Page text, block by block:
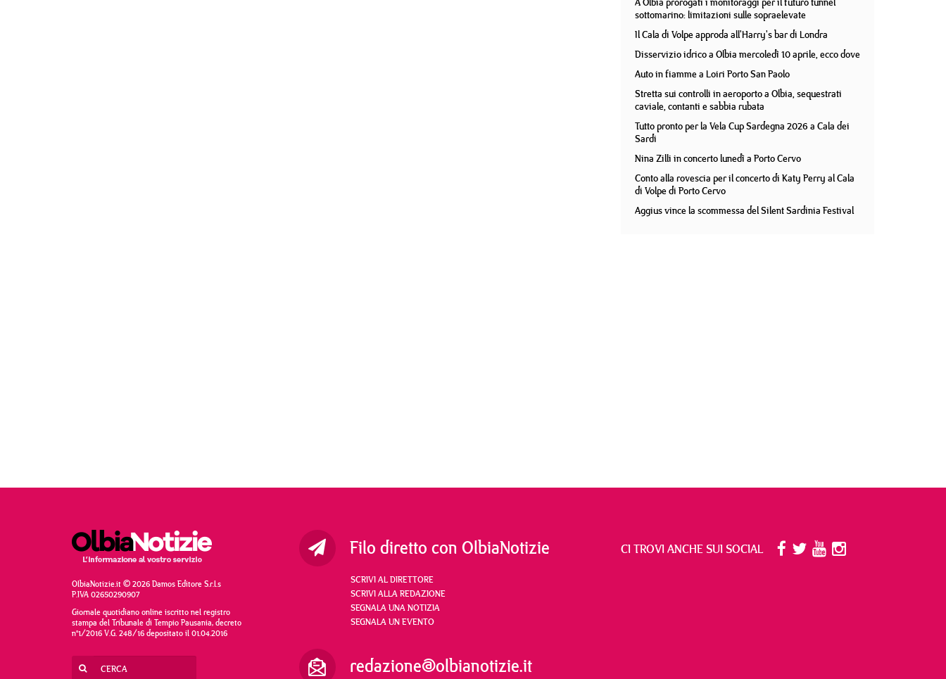
sottomarino: limitazioni sulle sopraelevate
Il Cala di Volpe approda all'Harry's bar di Londra
Disservizio idrico a Olbia mercoledì 10 aprile, ecco dove
Auto in fiamme a Loiri Porto San Paolo
Stretta sui controlli in aeroporto a Olbia, sequestrati
caviale, contanti e sabbia rubata
Tutto pronto per la Vela Cup Sardegna 2026 a Cala dei
Sardi
Nina Zilli in concerto lunedì a Porto Cervo
Conto alla rovescia per il concerto di Katy Perry al Cala
di Volpe di Porto Cervo
Aggius vince la scommessa del Silent Sardinia Festival
OlbiaNotizie.it © 2026 Damos Editore S.r.l.s
P.IVA 02650290907
Giornale quotidiano online iscritto nel registro
stampa del Tribunale di Tempio Pausania, decreto
n°1/2016 V.G. 248/16 depositato il 01.04.2016
Filo diretto con OlbiaNotizie
SCRIVI AL DIRETTORE
SCRIVI ALLA REDAZIONE
SEGNALA UNA NOTIZIA
SEGNALA UN EVENTO
redazione@olbianotizie.it
CI TROVI ANCHE SUI SOCIAL